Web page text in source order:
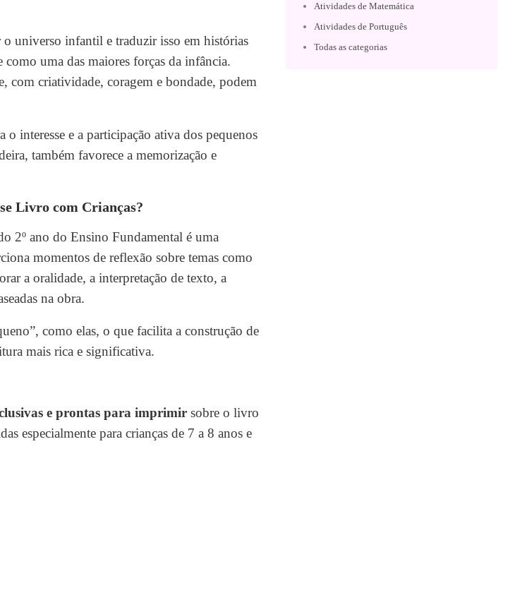
universo infantil e traduzir isso em histórias
como uma das maiores forças da infância.
com criatividade, coragem e bondade, podem
o interesse e a participação ativa dos pequenos
também favorece a memorização e
Livro com Crianças?
2º ano do Ensino Fundamental é uma
momentos de reflexão sobre temas como
a oralidade, a interpretação de texto, a
na obra.
como elas, o que facilita a construção de
mais rica e significativa.
e prontas para imprimir sobre o livro
especialmente para crianças de 7 a 8 anos e
Atividades de Matemática
Atividades de Português
Todas as categorias